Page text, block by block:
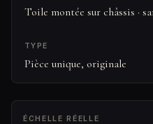
Toile montée sur châssis ·
TYPE
Pièce unique, originale
ÉCHELLE RÉELLE